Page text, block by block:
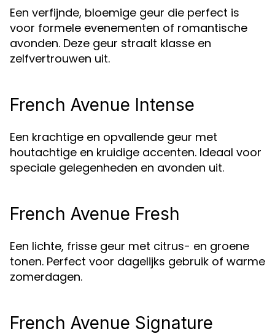
Een verfijnde, bloemige geur die perfect is
voor formele evenementen of romantische
avonden. Deze geur straalt klasse en
zelfvertrouwen uit.
French Avenue Intense
Een krachtige en opvallende geur met
houtachtige en kruidige accenten. Ideaal voor
speciale gelegenheden en avonden uit.
French Avenue Fresh
Een lichte, frisse geur met citrus- en groene
tonen. Perfect voor dagelijks gebruik of warme
zomerdagen.
French Avenue Signature